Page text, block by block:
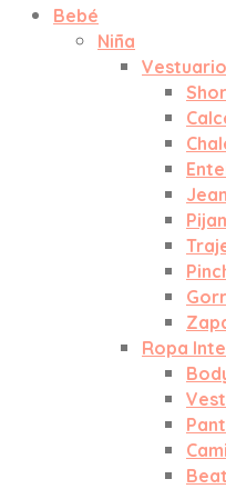
Bebé
Niña
Vestuario
Ropa